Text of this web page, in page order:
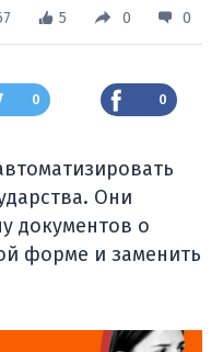
5 0 0
0 0
Они
документов о
форме и заменить